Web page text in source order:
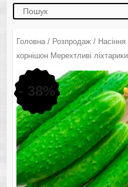
Головна/ Розпродаж/ Насіння
корнішон Мерехтливі
- 38%